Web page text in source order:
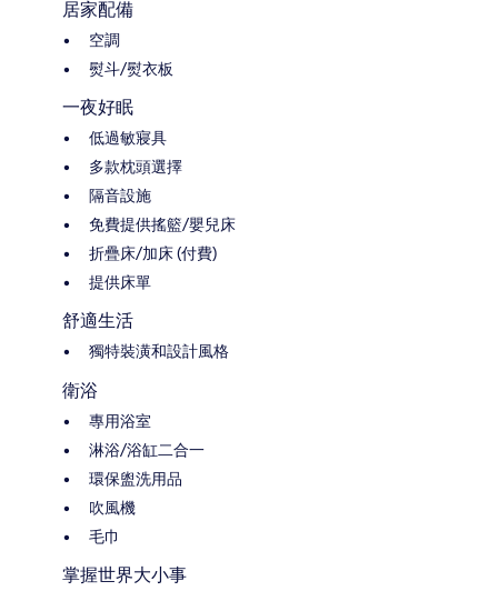
居家配備
空調
熨斗/熨衣板
一夜好眠
低過敏寢具
多款枕頭選擇
隔音設施
免費提供搖籃/嬰兒床
折疊床/加床 (付費)
提供床單
舒適生活
獨特裝潢和設計風格
衛浴
專用浴室
淋浴/浴缸二合一
環保盥洗用品
吹風機
毛巾
掌握世界大小事